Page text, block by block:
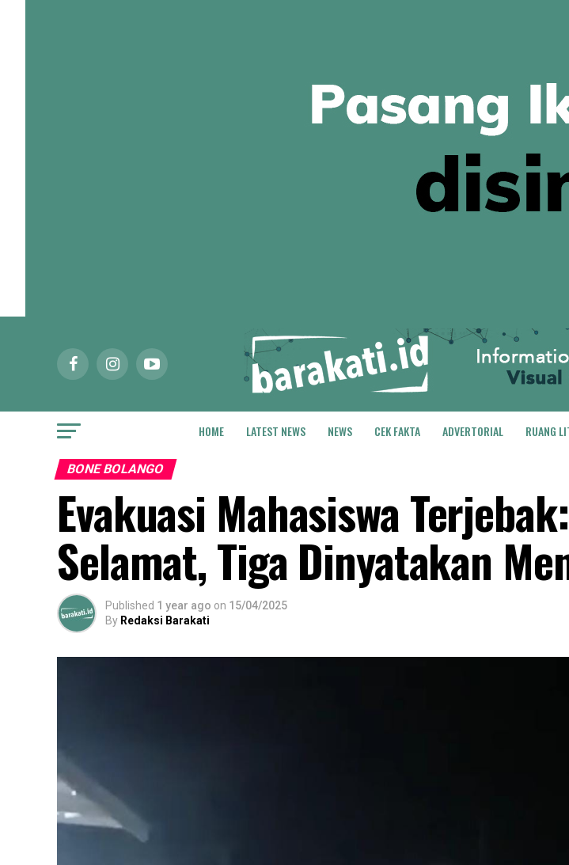
HOME LATEST NEWS NEWS CEK FAKTA ADVERTORIAL RUANG
BONE BOLANGO
Evakuasi Mahasiswa
Selamat, Tiga Dinyatakan
Published 1 year ago on 15/04/2025
By Redaksi Barakati